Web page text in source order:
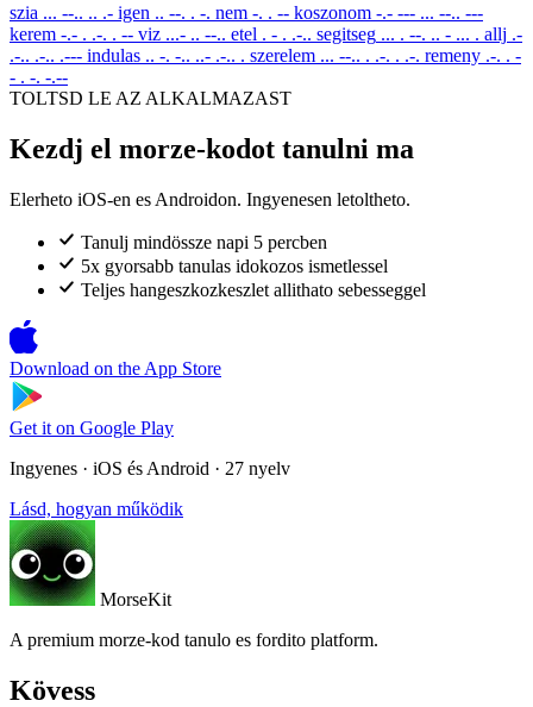
szia ... --.. .. .- igen .. --. . -. nem -. . -- koszonom -.- --- ... --.. ---
kerem -.- . .-. . -- viz ...- .. --.. etel . - . .-.. segitseg ... . --. .. - ... . allj .-
.-.. .-.. .--- indulas .. -. -.. ..- .-.. . szerelem ... --.. . .-. . .-. remeny .-. . -
- . -. -.--
TOLTSD LE AZ ALKALMAZAST
Kezdj el morze-kodot tanulni ma
Elerheto iOS-en es Androidon. Ingyenesen letoltheto.
Tanulj mindössze napi 5 percben
5x gyorsabb tanulas idokozos ismetlessel
Teljes hangeszkozkeszlet allithato sebesseggel
Download on the App Store
Get it on Google Play
Ingyenes · iOS és Android · 27 nyelv
Lásd, hogyan működik
MorseKit
A premium morze-kod tanulo es fordito platform.
Kövess